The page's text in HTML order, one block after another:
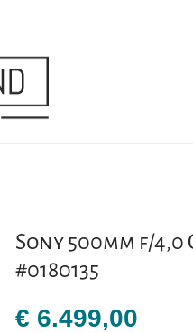
Sony 500mm f/
#0180135
€ 6.499,00